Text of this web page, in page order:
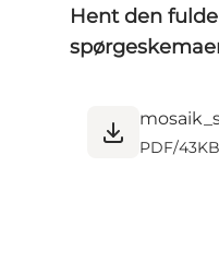
Hent den
PDF/43KB